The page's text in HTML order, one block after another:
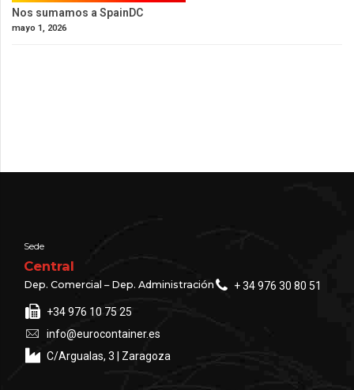
Nos sumamos a SpainDC
mayo 1, 2026
Sede
Central
Dep. Comercial – Dep. Administración + 34 976 30 80 51
+34 976 10 75 25
info@eurocontainer.es
C/Argualas, 3 | Zaragoza